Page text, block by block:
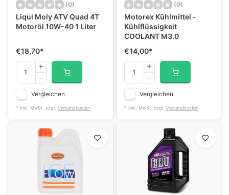
(0)
Liqui Moly ATV Quad 4T
Motoröl 10W-40 1 Liter
€18,70*
Vergleichen
* Inkl. MwSt. zzgl. Versandkosten
(0)
Motorex Kühlmittel -
Kühlflüssigkeit
COOLANT M3.0
€14,00*
Vergleichen
* Inkl. MwSt. zzgl. Versandkosten